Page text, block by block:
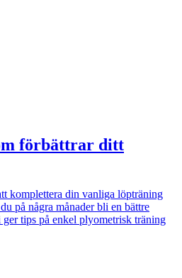
förbättrar ditt
komplettera din vanliga löpträning
på några månader bli en bättre
tips på enkel plyometrisk träning